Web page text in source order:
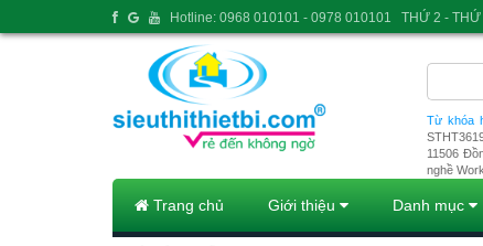
Từ khóa
11506
nghề
Trang chủ Giới thiệu Danh mục
Hotline: 0968 010101 - 0978 010101 THỨ 2 -